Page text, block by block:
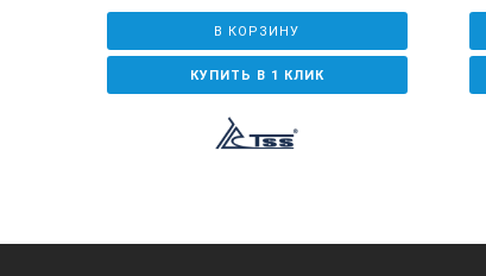
В КОРЗИНУ
КУПИТЬ В 1 КЛИК